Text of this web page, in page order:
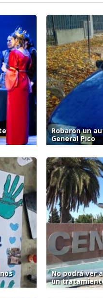
Robaron un
General Pico
No podrá ver
un